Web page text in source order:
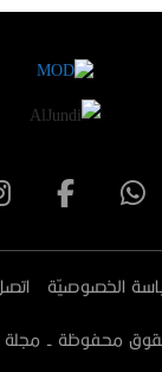
الخصوصيّة
محفوظة - مجلة